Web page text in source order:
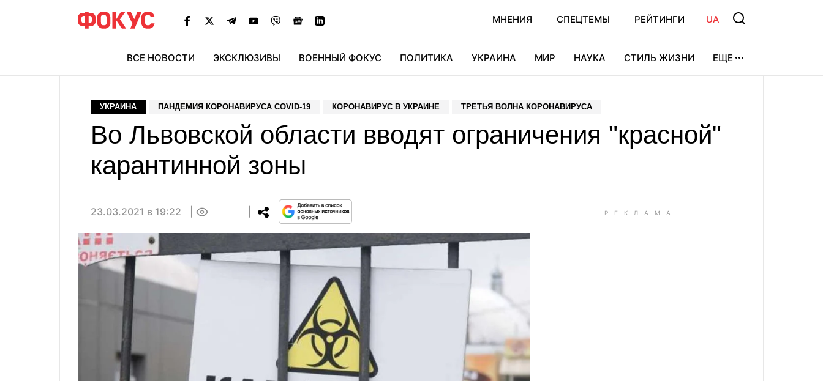
МНЕНИЯ СПЕЦТЕМЫ РЕЙТИНГИ UA
ВСЕ НОВОСТИ ЭКСКЛЮЗИВЫ ВОЕННЫЙ ФОКУС ПОЛИТИКА УКРАИНА МИР НАУКА СТИЛЬ ЖИЗНИ ЕЩЕ
УКРАИНА ПАНДЕМИЯ КОРОНАВИРУСА COVID-19 КОРОНАВИРУС В УКРАИНЕ ТРЕТЬЯ ВОЛНА КОРОНАВИРУСА
Во Львовской области вводят ограничения "красной"
карантинной зоны
23.03.2021 в 19:22